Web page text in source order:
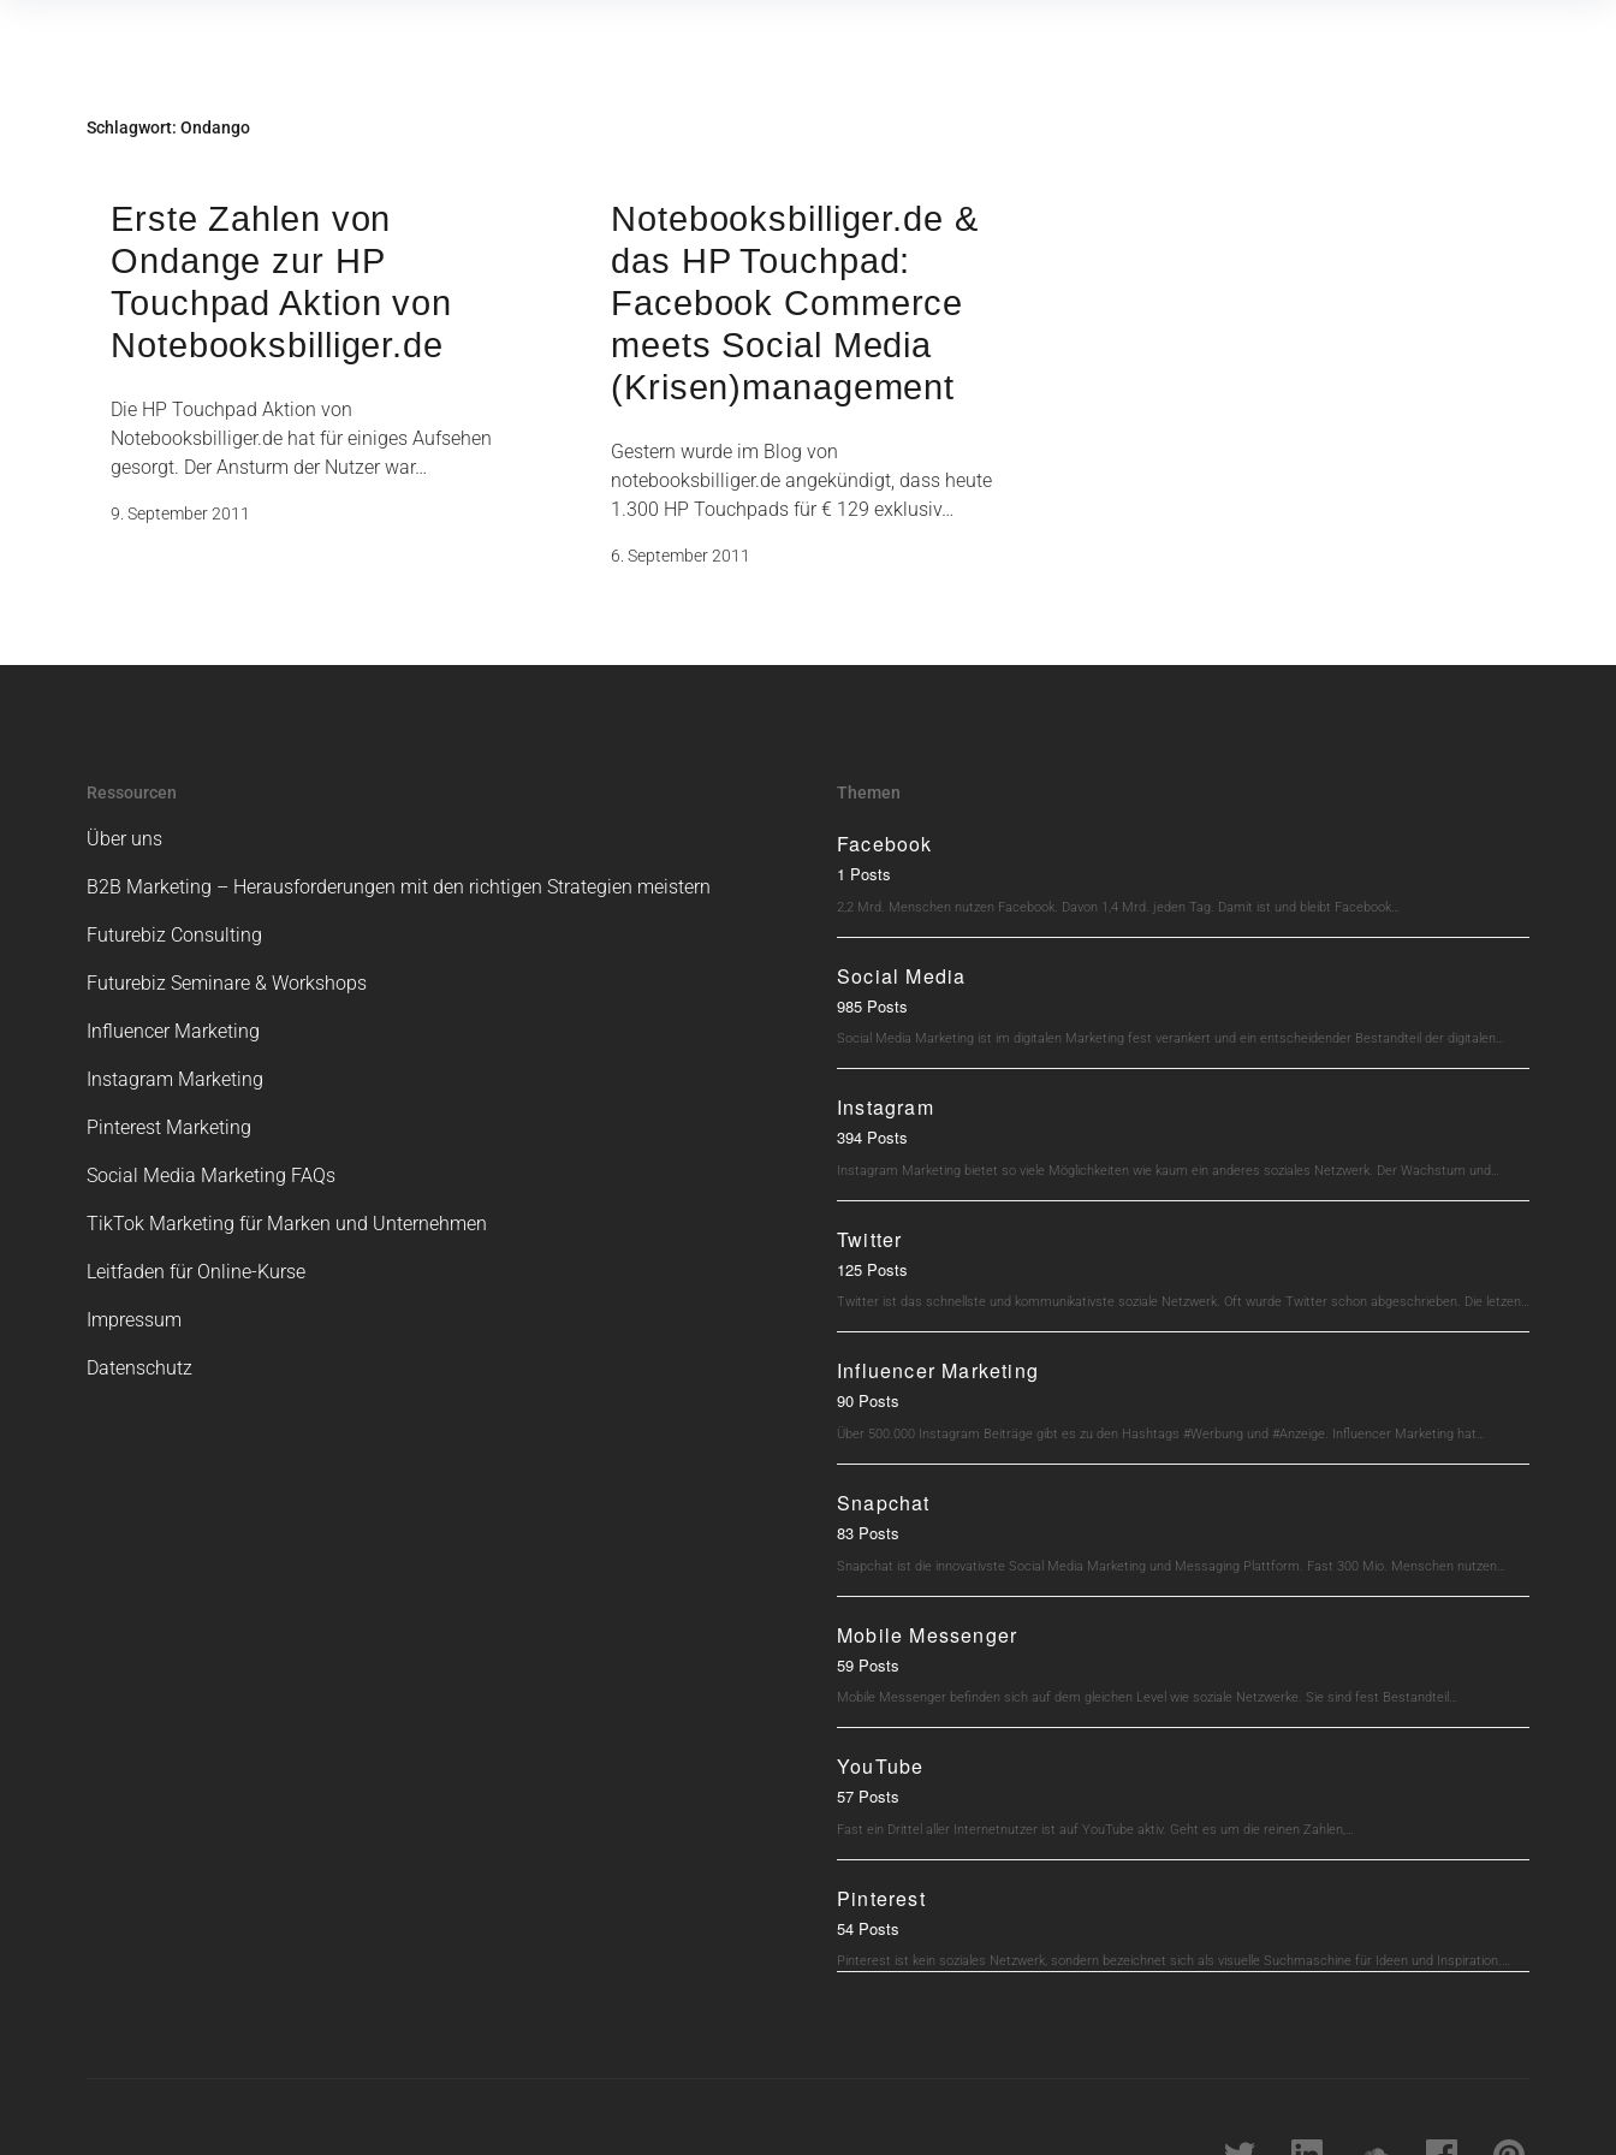
Schlagwort: Ondango
Erste Zahlen von
Ondange zur HP
Touchpad Aktion von
Notebooksbilliger.de
Die HP Touchpad Aktion von
Notebooksbilliger.de hat für einiges Aufsehen
gesorgt. Der Ansturm der Nutzer war…
9. September 2011
Notebooksbilliger.de &
das HP Touchpad:
Facebook Commerce
meets Social Media
(Krisen)management
Gestern wurde im Blog von
notebooksbilliger.de angekündigt, dass heute
1.300 HP Touchpads für € 129 exklusiv…
6. September 2011
Ressourcen
Über uns
B2B Marketing – Herausforderungen mit den richtigen Strategien meistern
Futurebiz Consulting
Futurebiz Seminare & Workshops
Influencer Marketing
Instagram Marketing
Pinterest Marketing
Social Media Marketing FAQs
TikTok Marketing für Marken und Unternehmen
Leitfaden für Online-Kurse
Impressum
Datenschutz
Themen
Facebook
1 Posts
2,2 Mrd. Menschen nutzen Facebook. Davon 1,4 Mrd. jeden Tag. Damit ist und bleibt Facebook…
Social Media
985 Posts
Social Media Marketing ist im digitalen Marketing fest verankert und ein entscheidender Bestandteil der digitalen…
Instagram
394 Posts
Instagram Marketing bietet so viele Möglichkeiten wie kaum ein anderes soziales Netzwerk. Der Wachstum und…
Twitter
125 Posts
Twitter ist das schnellste und kommunikativste soziale Netzwerk. Oft wurde Twitter schon abgeschrieben. Die letzen…
Influencer Marketing
90 Posts
Über 500.000 Instagram Beiträge gibt es zu den Hashtags #Werbung und #Anzeige. Influencer Marketing hat…
Snapchat
83 Posts
Snapchat ist die innovativste Social Media Marketing und Messaging Plattform. Fast 300 Mio. Menschen nutzen…
Mobile Messenger
59 Posts
Mobile Messenger befinden sich auf dem gleichen Level wie soziale Netzwerke. Sie sind fest Bestandteil…
YouTube
57 Posts
Fast ein Drittel aller Internetnutzer ist auf YouTube aktiv. Geht es um die reinen Zahlen,…
Pinterest
54 Posts
Pinterest ist kein soziales Netzwerk, sondern bezeichnet sich als visuelle Suchmaschine für Ideen und Inspiration.…
Twitter linkedin soundcloudFacebookpinterest